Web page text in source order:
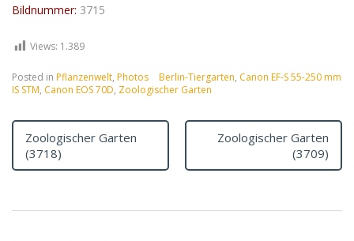
Bildnummer: 3715
Views: 1.389
Posted in Pflanzenwelt, Photos Berlin-Tiergarten, Canon EF-S 55-250 mm
IS STM, Canon EOS 70D, Zoologischer Garten
Zoologischer Garten
(3718)
Zoologischer Garten
(3709)